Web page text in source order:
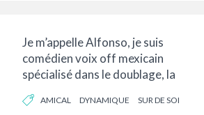
Je m’appelle Alfonso, je suis
comédien voix off mexicain
spécialisé dans le doublage, la
AMICAL DYNAMIQUE SUR DE SOI